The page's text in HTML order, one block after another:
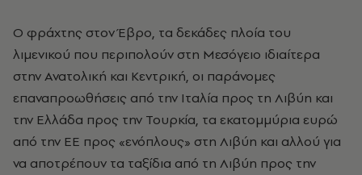
Ο φράχτης στον Έβρο, τα δεκάδες πλοία του
λιμενικού που περιπολούν στη Μεσόγειο ιδιαίτερα
στην Ανατολική και Κεντρική, οι παράνομες
επαναπροωθήσεις από την Ιταλία προς τη Λιβύη και
την Ελλάδα προς την Τουρκία, τα εκατομμύρια ευρώ
από την ΕΕ προς «ενόπλους» στη Λιβύη και αλλού για
να αποτρέπουν τα ταξίδια από τη Λιβύη προς την